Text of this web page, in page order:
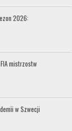
2026:
mistrzostw
w Szwecji